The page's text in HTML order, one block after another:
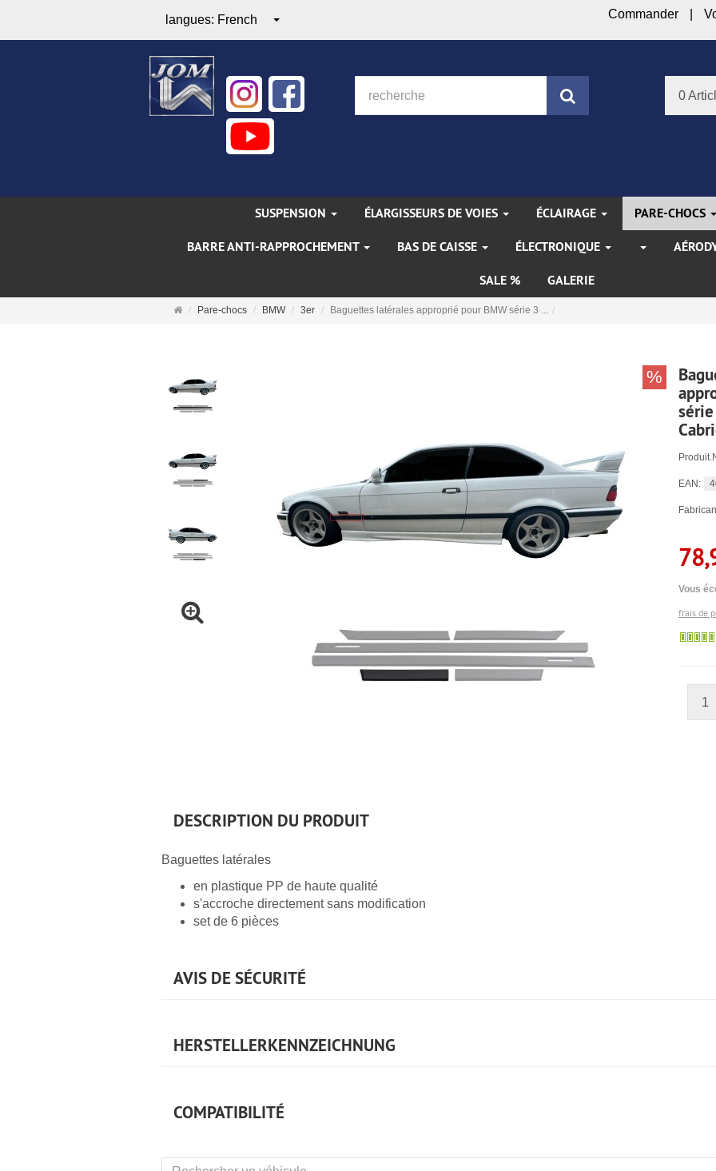
langues: French Commander
0
SUSPENSION ÉLARGISSEURS DE VOIES ÉCLAIRAGE
PARE-CHOCS
BARRE ANTI-RAPPROCHEMENT
BAS DE CAISSE ÉLECTRONIQUE
SALE %
GALERIE
PagePare-chocs BMW 3er Baguettes latérales approprié pour BMW série 3 ...
%
EAN:
Vous
frais de
1
DESCRIPTION DU PRODUIT
Baguettes latérales
en plastique PP de haute qualité
s'accroche directement sans modification
set de 6 pièces
AVIS DE SÉCURITÉ
HERSTELLERKENNZEICHNUNG
COMPATIBILITÉ